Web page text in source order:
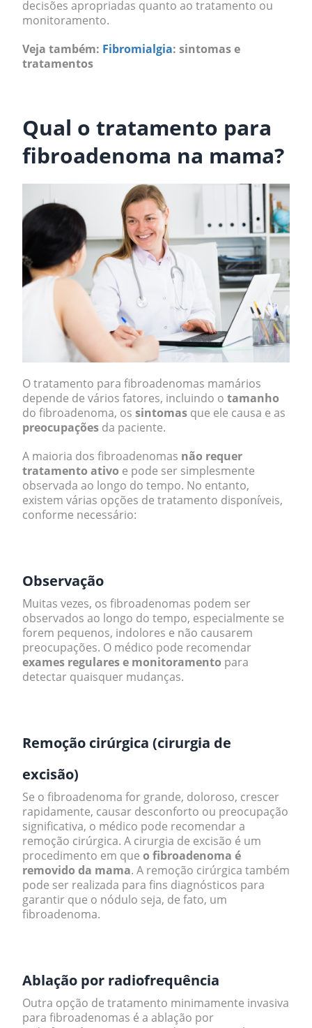
decisões apropriadas quanto ao tratamento ou
monitoramento.
Veja também: Fibromialgia: sintomas e
tratamentos
Qual o tratamento para
fibroadenoma na mama?
O tratamento para fibroadenomas mamários
depende de vários fatores, incluindo o tamanho
do fibroadenoma, os sintomas que ele causa e as
preocupações da paciente.
A maioria dos fibroadenomas não requer
tratamento ativo e pode ser simplesmente
observada ao longo do tempo. No entanto,
existem várias opções de tratamento disponíveis,
conforme necessário:
Observação
Muitas vezes, os fibroadenomas podem ser
observados ao longo do tempo, especialmente se
forem pequenos, indolores e não causarem
preocupações. O médico pode recomendar
exames regulares e monitoramento para
detectar quaisquer mudanças.
Remoção cirúrgica (cirurgia de
excisão)
Se o fibroadenoma for grande, doloroso, crescer
rapidamente, causar desconforto ou preocupação
significativa, o médico pode recomendar a
remoção cirúrgica. A cirurgia de excisão é um
procedimento em que o fibroadenoma é
removido da mama. A remoção cirúrgica também
pode ser realizada para fins diagnósticos para
garantir que o nódulo seja, de fato, um
fibroadenoma.
Ablação por radiofrequência
Outra opção de tratamento minimamente invasiva
para fibroadenomas é a ablação por